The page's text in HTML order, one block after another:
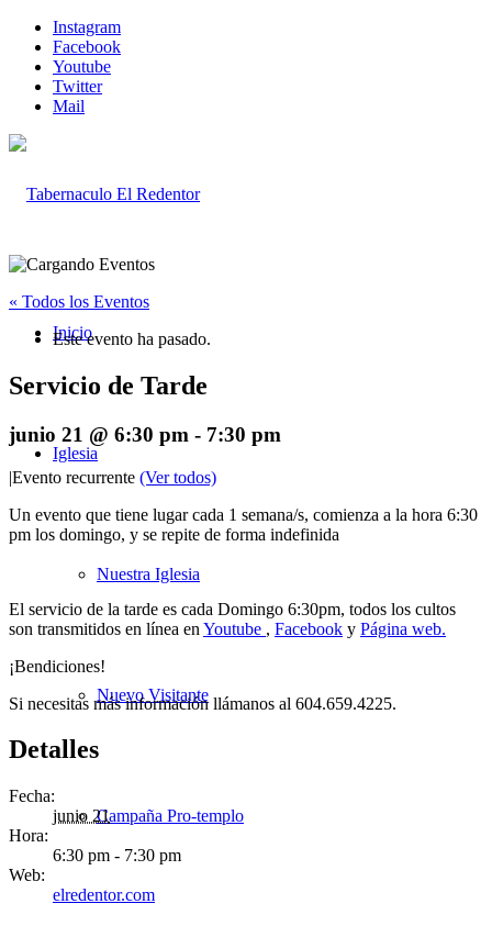
Instagram
Facebook
Youtube
Twitter
Mail
Inicio
Iglesia
Nuestra Iglesia
Nuevo Visitante
Campaña Pro-templo
« Todos los Eventos
Este evento ha pasado.
Servicio de Tarde
junio 21 @ 6:30 pm - 7:30 pm
|Evento recurrente (Ver todos)
Un evento que tiene lugar cada 1 semana/s, comienza a la hora 6:30
pm los domingo, y se repite de forma indefinida
El servicio de la tarde es cada Domingo 6:30pm, todos los cultos
son transmitidos en línea en Youtube , Facebook y Página web.
¡Bendiciones!
Si necesitas más información llámanos al 604.659.4225.
Detalles
Fecha:
junio 21
Hora:
6:30 pm - 7:30 pm
Web:
elredentor.com